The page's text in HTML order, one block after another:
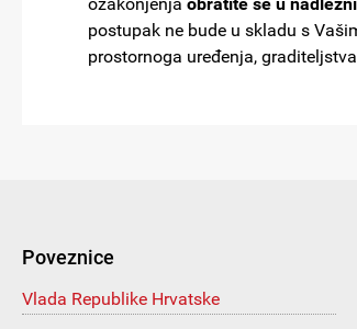
postupak ne bude u skladu s
prostornoga uređenja,
Poveznice
Vlada Republike Hrvatske